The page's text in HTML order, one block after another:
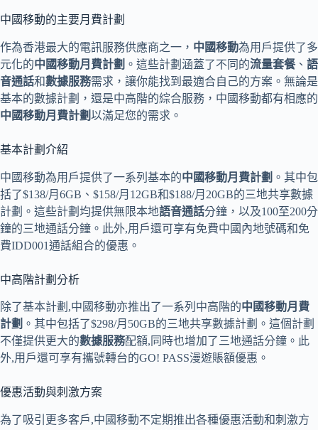
中國移動的主要月費計劃
作為香港最大的電訊服務供應商之一， 中國移動為用戶提供了多
元化的中國移動月費計劃 。這些計劃涵蓋了不同的流量套餐、 語
音通話和數據服務需求，讓你能找到最適合自己的方案。無論是
基本的數據計劃，還是中高階的綜合服務，中國移動都有相應的
中國移動月費計劃以滿足您的需求。
基本計劃介紹
中國移動為用戶提供了一系列基本的中國移動月費計劃 。其中包
括了$138/月6GB、$158/月12GB和$188/月20GB的三地共享數據
計劃。這些計劃均提供無限本地語音通話分鐘，以及100至200分
鐘的三地通話分鐘。此外,用戶還可享有免費中國內地號碼和免
費IDD001通話組合的優惠。
中高階計劃分析
除了基本計劃,中國移動亦推出了一系列中高階的中國移動月費
計劃 。其中包括了$298/月50GB的三地共享數據計劃。這個計劃
不僅提供更大的數據服務配額,同時也增加了三地通話分鐘。此
外,用戶還可享有攜號轉台的GO! PASS漫遊賬額優惠。
優惠活動與刺激方案
為了吸引更多客戶,中國移動不定期推出各種優惠活動和刺激方